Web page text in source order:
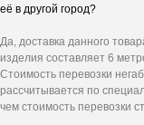
её в другой город?
Да, доставка данного
изделия составляет 6
Стоимость перевозки
рассчитывается по
чем стоимость перевозки